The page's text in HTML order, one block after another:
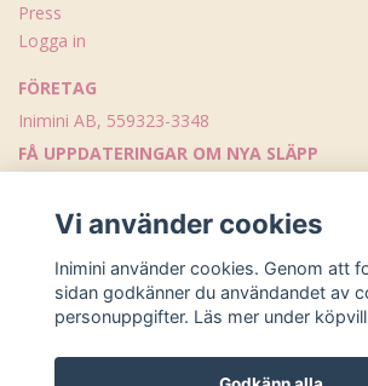
Press
Logga in
FÖRETAG
Inimini AB, 559323-3348
FÅ UPPDATERINGAR OM NYA SLÄPP
Vi använder cookies
Inimini använder cookies. Genom att
sidan godkänner du användandet av
personuppgifter. Läs mer under